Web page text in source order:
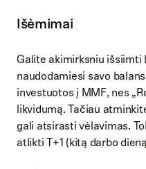
Išėmimai
Galite akimirksniu išsiimti
naudodamiesi savo
investuotos į MMF, nes
likvidumą. Tačiau
gali atsirasti vėlavimas.
atlikti T+1 (kitą darbo